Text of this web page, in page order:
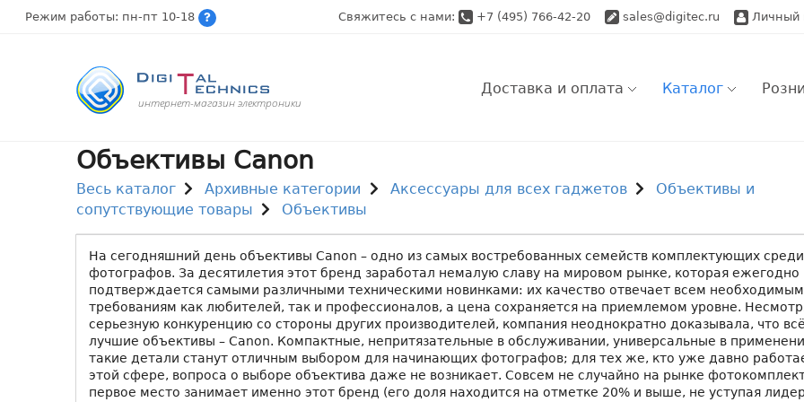
Свяжитесь с нами: +7 (495) 766-42-20 sales@digitec.ru Личный
Режим работы: пн-пт 10-18
интернет-магазин электроники
Доставка и оплата
Самовывоз
Доставка по
Доставка по
Доставка по
Оптовый заказ
Доставка по
Доставка по
Каталог
Объективы Canon
Весь каталог Архивные категории Аксессуары для всех гаджетов
Объективы и
сопутствующие товары
Объективы
На сегодняшний день объективы Canon – одно из самых востребованных семейств комплектующих среди
фотографов. За десятилетия этот бренд заработал немалую славу на мировом рынке, которая ежегодно
подтверждается самыми различными техническими новинками: их качество отвечает всем необходимым
требованиям как любителей, так и профессионалов, а цена сохраняется на приемлемом уровне.
серьезную конкуренцию со стороны других производителей, компания неоднократно доказывала, что
лучшие объективы – Canon. Компактные, непритязательные в обслуживании, универсальные в
такие детали станут отличным выбором для начинающих фотографов; для тех же, кто уже давно
этой сфере, вопроса о выборе объектива даже не возникает. Совсем не случайно на рынке
первое место занимает именно этот бренд (его доля находится на отметке 20% и выше, не уступая